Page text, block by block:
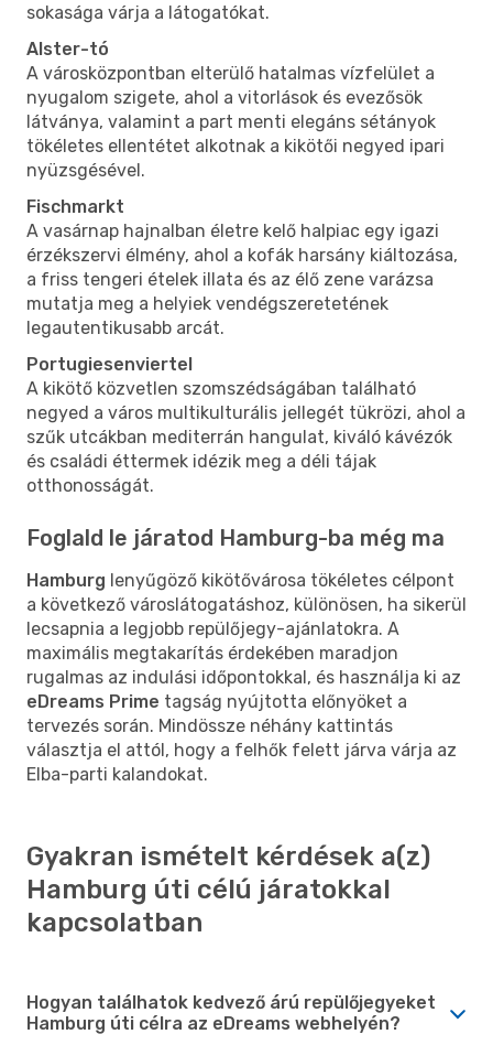
sokasága várja a látogatókat.
Alster-tó
A városközpontban elterülő hatalmas vízfelület a
nyugalom szigete, ahol a vitorlások és evezősök
látványa, valamint a part menti elegáns sétányok
tökéletes ellentétet alkotnak a kikötői negyed ipari
nyüzsgésével.
Fischmarkt
A vasárnap hajnalban életre kelő halpiac egy igazi
érzékszervi élmény, ahol a kofák harsány kiáltozása,
a friss tengeri ételek illata és az élő zene varázsa
mutatja meg a helyiek vendégszeretetének
legautentikusabb arcát.
Portugiesenviertel
A kikötő közvetlen szomszédságában található
negyed a város multikulturális jellegét tükrözi, ahol a
szűk utcákban mediterrán hangulat, kiváló kávézók
és családi éttermek idézik meg a déli tájak
otthonosságát.
Foglald le járatod Hamburg-ba még ma
Hamburg lenyűgöző kikötővárosa tökéletes célpont
a következő városlátogatáshoz, különösen, ha sikerül
lecsapnia a legjobb repülőjegy-ajánlatokra. A
maximális megtakarítás érdekében maradjon
rugalmas az indulási időpontokkal, és használja ki az
eDreams Prime tagság nyújtotta előnyöket a
tervezés során. Mindössze néhány kattintás
választja el attól, hogy a felhők felett járva várja az
Elba-parti kalandokat.
Gyakran ismételt kérdések a(z)
Hamburg úti célú járatokkal
kapcsolatban
Hogyan találhatok kedvező árú repülőjegyeket
Hamburg úti célra az eDreams webhelyén?